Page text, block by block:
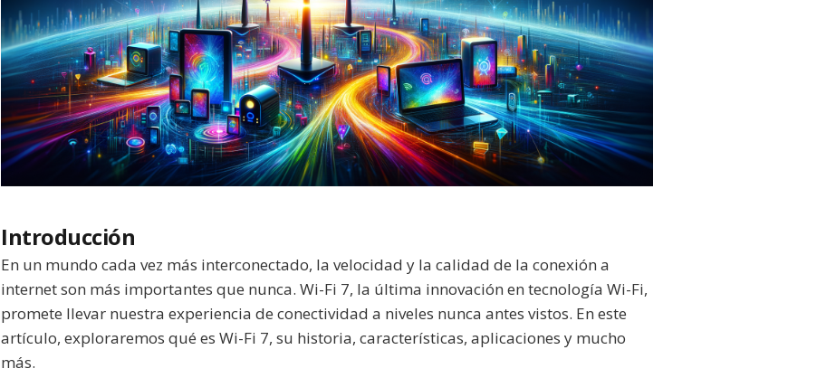
Introducción
En un mundo cada vez más interconectado, la velocidad y la calidad de la conexión a
internet son más importantes que nunca. Wi-Fi 7, la última innovación en tecnología Wi-Fi,
promete llevar nuestra experiencia de conectividad a niveles nunca antes vistos. En este
artículo, exploraremos qué es Wi-Fi 7, su historia, características, aplicaciones y mucho
más.